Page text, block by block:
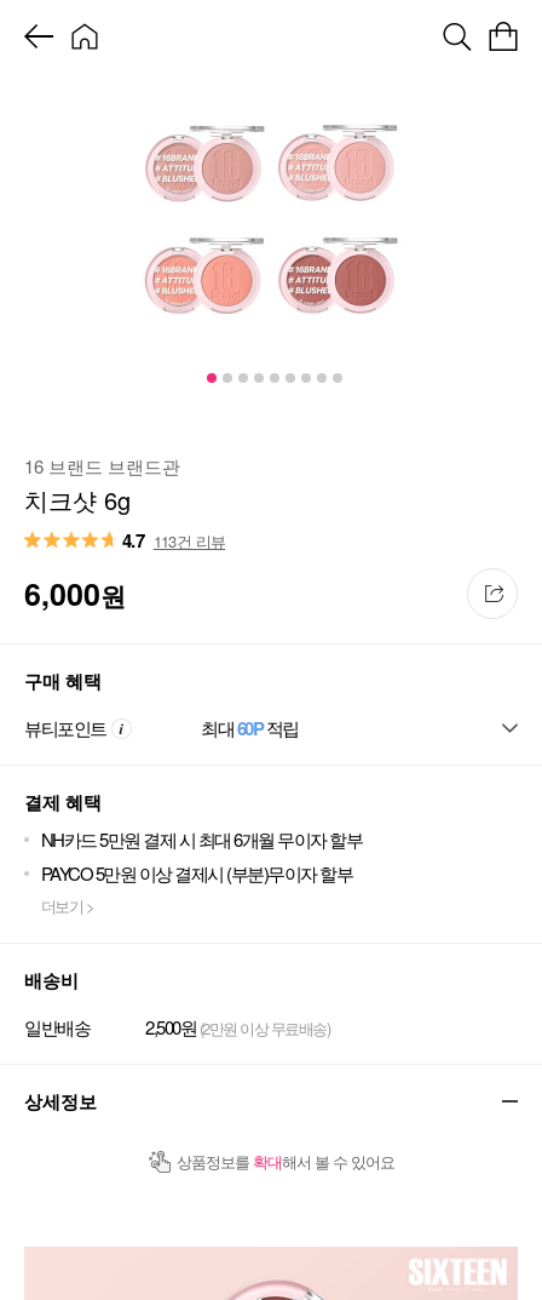
16 브랜드 브랜드관
치크샷 6g
4.7 113건 리뷰
6,000원
구매 혜택
뷰티포인트 최대60P적립
결제 혜택
NH카드 5만원 결제 시 최대 6개월 무이자 할부
PAYCO 5만원 이상 결제시 (부분)무이자 할부
더보기 >
배송비
일반배송 2,500원 (2만원 이상 무료배송)
상세정보
상품정보를 확대해서 볼 수 있어요